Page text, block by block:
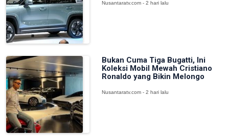
Nusantaratv.com - 2 hari lalu
Bukan Cuma Tiga Bugatti, Ini
Koleksi Mobil Mewah Cristiano
Ronaldo yang Bikin Melongo
Nusantaratv.com - 2 hari lalu